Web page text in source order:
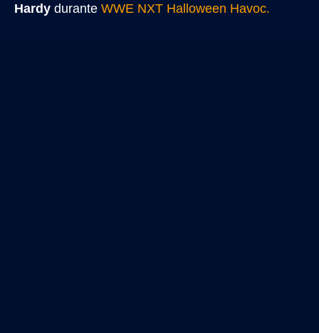
Hardy durante WWE NXT Halloween Havoc.